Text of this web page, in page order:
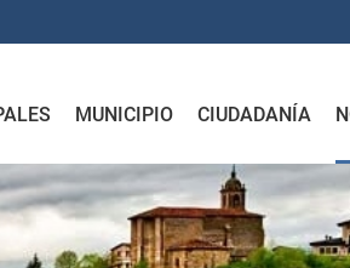
MUNICIPIO CIUDADANÍA